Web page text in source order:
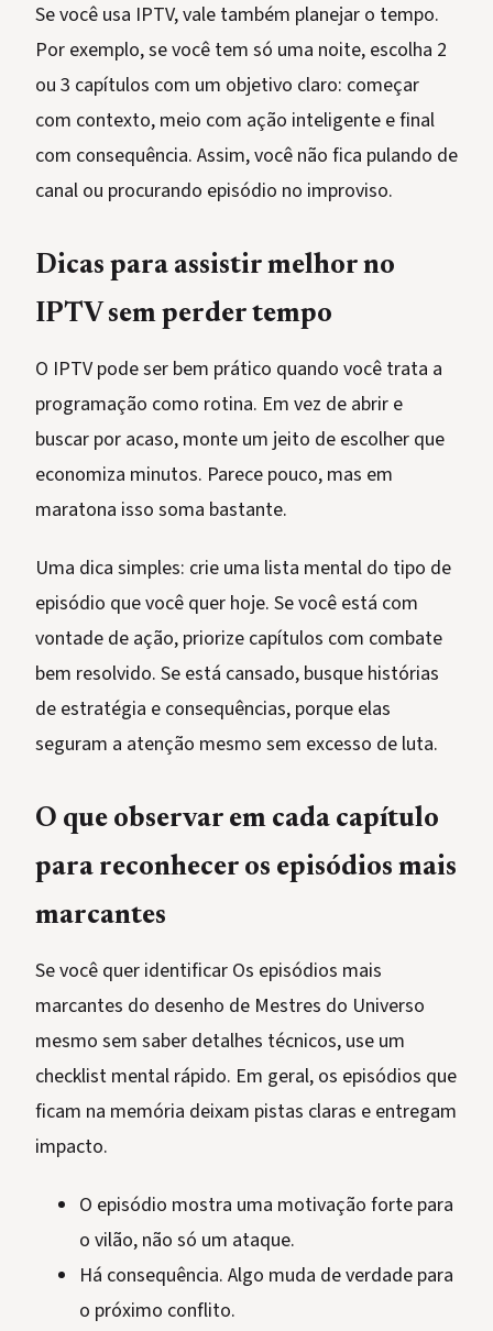
Se você usa IPTV, vale também planejar o tempo.
Por exemplo, se você tem só uma noite, escolha 2
ou 3 capítulos com um objetivo claro: começar
com contexto, meio com ação inteligente e final
com consequência. Assim, você não fica pulando de
canal ou procurando episódio no improviso.
Dicas para assistir melhor no
IPTV sem perder tempo
O IPTV pode ser bem prático quando você trata a
programação como rotina. Em vez de abrir e
buscar por acaso, monte um jeito de escolher que
economiza minutos. Parece pouco, mas em
maratona isso soma bastante.
Uma dica simples: crie uma lista mental do tipo de
episódio que você quer hoje. Se você está com
vontade de ação, priorize capítulos com combate
bem resolvido. Se está cansado, busque histórias
de estratégia e consequências, porque elas
seguram a atenção mesmo sem excesso de luta.
O que observar em cada capítulo
para reconhecer os episódios mais
marcantes
Se você quer identificar Os episódios mais
marcantes do desenho de Mestres do Universo
mesmo sem saber detalhes técnicos, use um
checklist mental rápido. Em geral, os episódios que
ficam na memória deixam pistas claras e entregam
impacto.
O episódio mostra uma motivação forte para
o vilão, não só um ataque.
Há consequência. Algo muda de verdade para
o próximo conflito.